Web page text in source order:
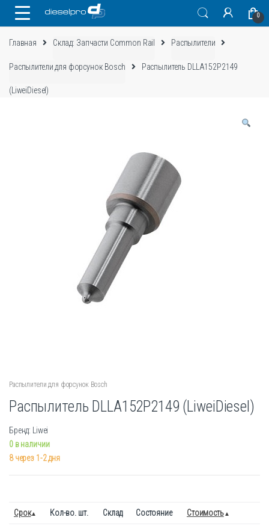
0
Главная Склад: Запчасти Common Rail Распылители
Распылители для форсунок Bosch Распылитель DLLA152P2149
(LiweiDiesel)
Распылители для форсунок Bosch
Распылитель DLLA152P2149 (LiweiDiesel)
Бренд: Liwei
0 в наличии
8 через 1-2 дня
Срок Кол-во. шт. Склад Состояние Стоимость